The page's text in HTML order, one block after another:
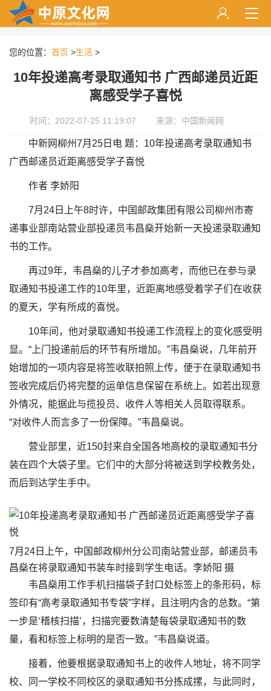
您的位置： 首页 >生活 >
10年投递高考录取通知书 广西邮递员近距
离感受学子喜悦
时间：2022-07-25 11:19:07 来源：中国新闻网
中新网柳州7月25日电 题：10年投递高考录取通知书
广西邮递员近距离感受学子喜悦
作者 李娇阳
7月24日上午8时许，中国邮政集团有限公司柳州市寄
递事业部南站营业部投递员韦昌燊开始新一天投递录取通知
书的工作。
再过9年，韦昌燊的儿子才参加高考，而他已在参与录
取通知书投递工作的10年里，近距离地感受着学子们在收获
的夏天，学有所成的喜悦。
10年间，他对录取通知书投递工作流程上的变化感受明
显。“上门投递前后的环节有所增加。”韦昌燊说，几年前开
始增加的一项内容是将签收联拍照上传，便于在录取通知书
签收完成后仍将完整的运单信息保留在系统上。如若出现意
外情况，能据此与揽投员、收件人等相关人员取得联系。
“对收件人而言多了一份保障。”韦昌燊说。
营业部里，近150封来自全国各地高校的录取通知书分
装在四个大袋子里。它们中的大部分将被送到学校教务处，
而后到达学生手中。
7月24日上午，中国邮政柳州分公司南站营业部，邮递员韦
昌燊在将录取通知书装车时接到学生电话。李娇阳 摄
韦昌燊用工作手机扫描袋子封口处标签上的条形码，标
签印有“高考录取通知书专袋”字样，且注明内含的总数。“第
一步是‘稽核扫描’，扫描完要数清楚每袋录取通知书的数
量，看和标签上标明的是否一致。”韦昌燊说道。
接着，他要根据录取通知书上的收件人地址，将不同学
校、同一学校不同校区的录取通知书分拣成摞，与此同时，